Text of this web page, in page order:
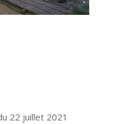
22 juillet 2021